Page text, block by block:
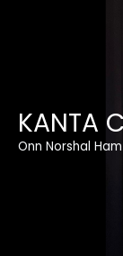
KANTA
Onn Norshal